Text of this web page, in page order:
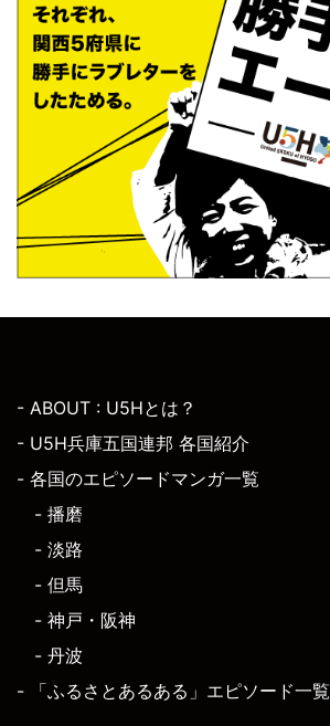
- ABOUT : U5Hとは？
- U5H兵庫五国連邦 各国紹介
- 各国のエピソードマンガ一覧
- 播磨
- 淡路
- 但馬
- 神戸・阪神
- 丹波
- 「ふるさとあるある」エピソード一覧